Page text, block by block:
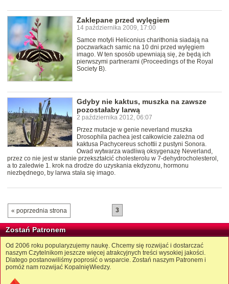
Zaklepane przed wylęgiem
14 października 2009, 17:00
Samce motyli Heliconius charithonia siadają na
poczwarkach samic na 10 dni przed wylęgiem
imago. W ten sposób upewniają się, że będą ich
pierwszymi partnerami (Proceedings of the Royal
Society B).
Gdyby nie kaktus, muszka na zawsze
pozostałaby larwą
2 października 2012, 06:07
Przez mutacje w genie neverland muszka
Drosophila pachea jest całkowicie zależna od
kaktusa Pachycereus schottii z pustyni Sonora.
Owad wytwarza wadliwą oksygenazę Neverland,
przez co nie jest w stanie przekształcić cholesterolu w 7-dehydrocholesterol,
a to zaledwie 1. krok na drodze do uzyskania ekdyzonu, hormonu
niezbędnego, by larwa stała się imago.
« poprzednia strona 3
Zostań Patronem
Od 2006 roku popularyzujemy naukę. Chcemy się rozwijać i dostarczać
naszym Czytelnikom jeszcze więcej atrakcyjnych treści wysokiej jakości.
Dlatego postanowiliśmy poprosić o wsparcie. Zostań naszym Patronem i
pomóż nam rozwijać KopalnięWiedzy.